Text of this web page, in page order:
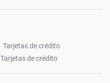
Tarjetas de crédito
Tarjetas de crédito